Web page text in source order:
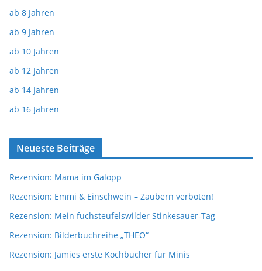
ab 8 Jahren
ab 9 Jahren
ab 10 Jahren
ab 12 Jahren
ab 14 Jahren
ab 16 Jahren
Neueste Beiträge
Rezension: Mama im Galopp
Rezension: Emmi & Einschwein – Zaubern verboten!
Rezension: Mein fuchsteufelswilder Stinkesauer-Tag
Rezension: Bilderbuchreihe „THEO“
Rezension: Jamies erste Kochbücher für Minis